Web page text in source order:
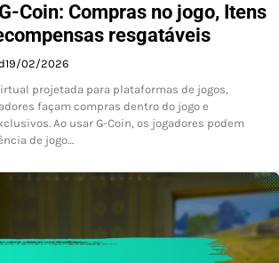
Coin: Compras no jogo, Itens
resgatáveis
19/02/2026
projetada para plataformas de jogos,
façam compras dentro do jogo e
Ao usar G-Coin, os jogadores podem
de jogo…